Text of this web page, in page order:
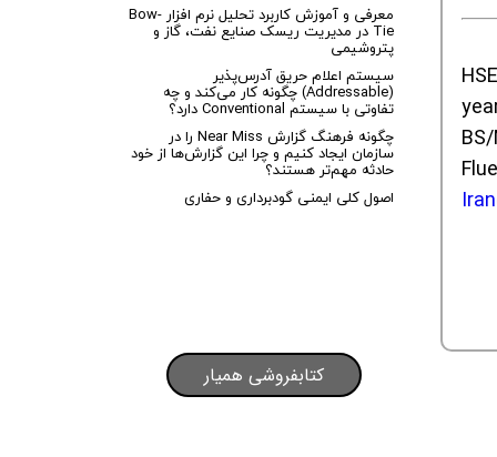
معرفی و آموزش کاربرد تحلیل نرم افزار Bow-
Tie در مدیریت ریسک صنایع نفت، گاز و
پتروشیمی
سیستم اعلام حریق آدرس‌پذیر
(Addressable) چگونه کار می‌کند و چه
تفاوتی با سیستم Conventional دارد؟
چگونه فرهنگ گزارش Near Miss را در
سازمان ایجاد کنیم و چرا این گزارش‌ها از خود
حادثه مهم‌تر هستند؟
اصول کلی ایمنی گودبرداری و حفاری
کتابفروشی همیار